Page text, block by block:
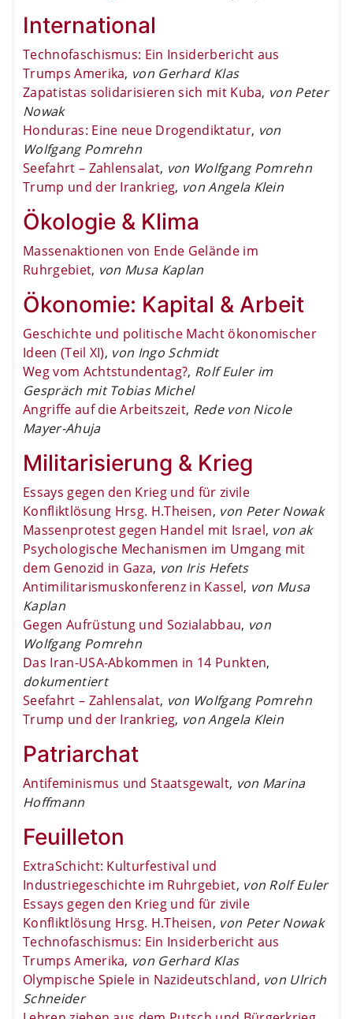
International
Technofaschismus: Ein Insiderbericht aus
Trumps Amerika, von Gerhard Klas
Zapatistas solidarisieren sich mit Kuba, von Peter
Nowak
Honduras: Eine neue Drogendiktatur, von
Wolfgang Pomrehn
Seefahrt – Zahlensalat, von Wolfgang Pomrehn
Trump und der Irankrieg, von Angela Klein
Ökologie & Klima
Massenaktionen von Ende Gelände im
Ruhrgebiet, von Musa Kaplan
Ökonomie: Kapital & Arbeit
Geschichte und politische Macht ökonomischer
Ideen (Teil XI), von Ingo Schmidt
Weg vom Achtstundentag?, Rolf Euler im
Gespräch mit Tobias Michel
Angriffe auf die Arbeitszeit, Rede von Nicole
Mayer-Ahuja
Militarisierung & Krieg
Essays gegen den Krieg und für zivile
Konfliktlösung Hrsg. H.Theisen, von Peter Nowak
Massenprotest gegen Handel mit Israel, von ak
Psychologische Mechanismen im Umgang mit
dem Genozid in Gaza, von Iris Hefets
Antimilitarismuskonferenz in Kassel, von Musa
Kaplan
Gegen Aufrüstung und Sozialabbau, von
Wolfgang Pomrehn
Das Iran-USA-Abkommen in 14 Punkten,
dokumentiert
Seefahrt – Zahlensalat, von Wolfgang Pomrehn
Trump und der Irankrieg, von Angela Klein
Patriarchat
Antifeminismus und Staatsgewalt, von Marina
Hoffmann
Feuilleton
ExtraSchicht: Kulturfestival und
Industriegeschichte im Ruhrgebiet, von Rolf Euler
Essays gegen den Krieg und für zivile
Konfliktlösung Hrsg. H.Theisen, von Peter Nowak
Technofaschismus: Ein Insiderbericht aus
Trumps Amerika, von Gerhard Klas
Olympische Spiele in Nazideutschland, von Ulrich
Schneider